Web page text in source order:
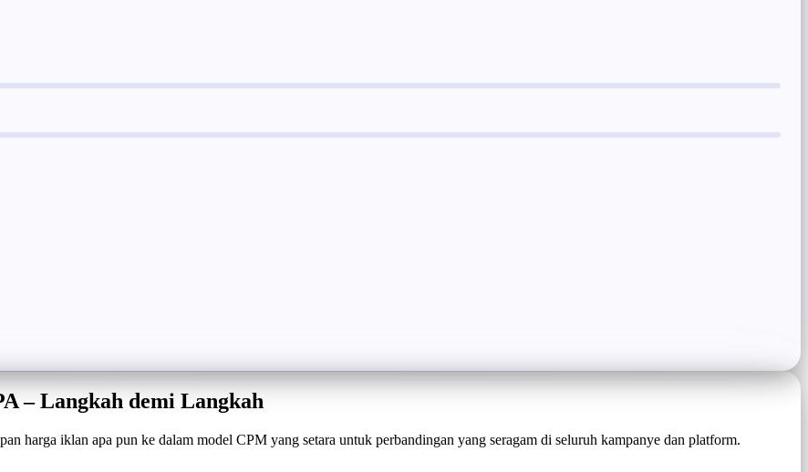
– Langkah demi Langkah
harga iklan apa pun ke dalam model CPM yang setara untuk perbandingan yang seragam di seluruh kampanye dan platform.